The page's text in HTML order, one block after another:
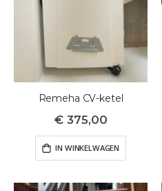
Remeha CV-ketel
€ 375,00
IN WINKELWAGEN